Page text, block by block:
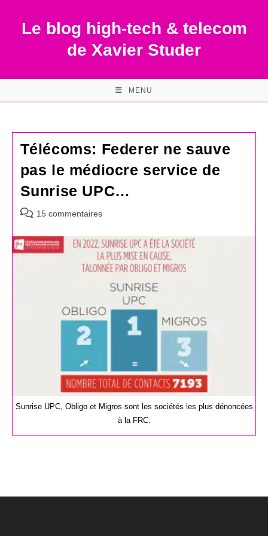
contentLe blog high-tech & telecom
de Xavier Studer
MENU
Télécoms: Federer ne sauve
pas le médiocre service de
Sunrise UPC…
Commentaires
la
publication :
15 commentaires
Sunrise UPC, Obligo et Migros sont les sociétés les plus dénoncées
à la FRC.